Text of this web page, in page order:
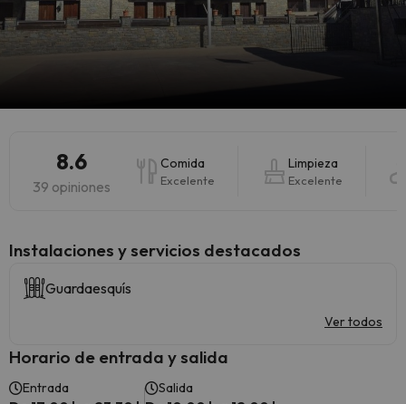
8.6
39 opiniones
Comida
Excelente
Limpieza
Excelente
Instalaciones y servicios destacados
Guardaesquís
Ver todos
Horario de entrada y salida
Entrada Salida